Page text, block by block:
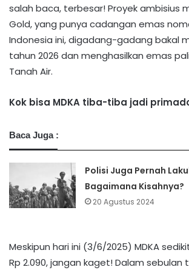
salah baca, terbesar! Proyek ambisius
Gold, yang punya cadangan emas
Indonesia ini, digadang-gadang bakal
tahun 2026 dan menghasilkan emas
Tanah Air.
Kok bisa MDKA tiba-tiba jadi
Baca Juga :
Polisi Juga Pernah
Bagaimana Kisahnya?
20 Agustus 2024
Meskipun hari ini (3/6/2025) MDKA
Rp 2.090, jangan kaget! Dalam sebulan